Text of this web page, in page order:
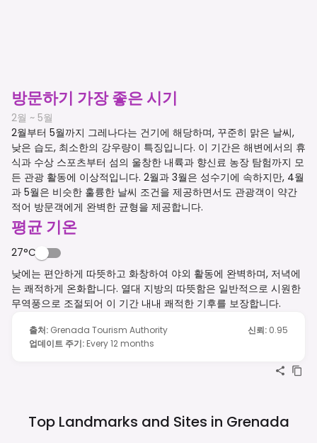
방문하기 가장 좋은 시기
2월 ~ 5월
2월부터 5월까지 그레나다는 건기에 해당하며, 꾸준히 맑은 날씨,
낮은 습도, 최소한의 강우량이 특징입니다. 이 기간은 해변에서의 휴
식과 수상 스포츠부터 섬의 울창한 내륙과 향신료 농장 탐험까지 모
든 관광 활동에 이상적입니다. 2월과 3월은 성수기에 속하지만, 4월
과 5월은 비슷한 훌륭한 날씨 조건을 제공하면서도 관광객이 약간
적어 방문객에게 완벽한 균형을 제공합니다.
평균 기온
27°C
낮에는 편안하게 따뜻하고 화창하여 야외 활동에 완벽하며, 저녁에
는 쾌적하게 온화합니다. 열대 지방의 따뜻함은 일반적으로 시원한
무역풍으로 조절되어 이 기간 내내 쾌적한 기후를 보장합니다.
출처: Grenada Tourism Authority 신뢰: 0.95
업데이트 주기: Every 12 months
Top Landmarks and Sites in Grenada